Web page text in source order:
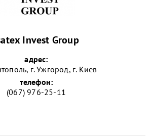
Invest Group
адрес:
г. Ужгород, г. Киев
телефон:
(067) 976-25-11